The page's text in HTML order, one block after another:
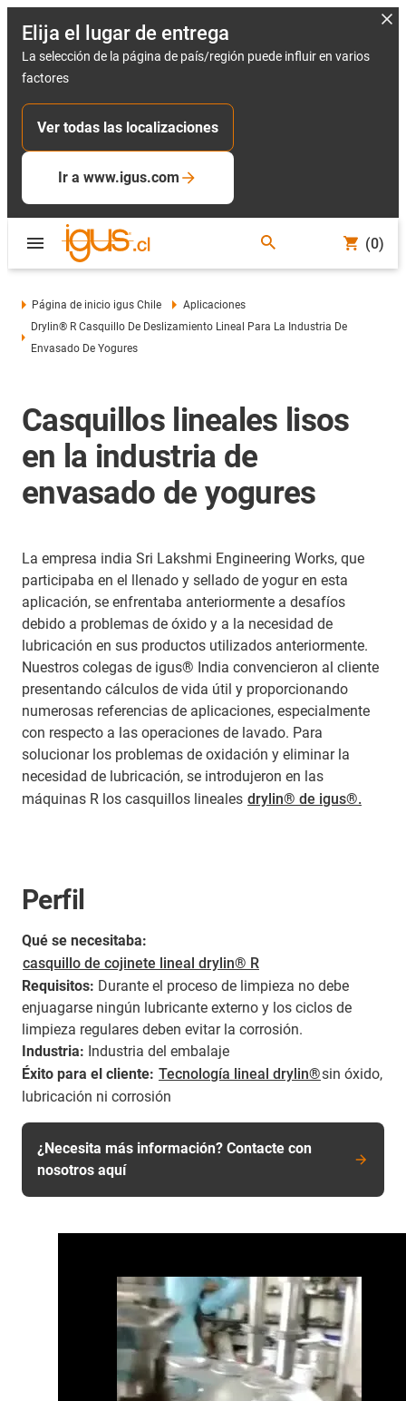
Elija el lugar de entrega
La selección de la página de país/región puede influir en varios
factores
Ver todas las localizaciones
Ir a www.igus.com
(0)
Página de inicio igus Chile
Aplicaciones
Drylin® R Casquillo De Deslizamiento Lineal Para La Industria De
Envasado De Yogures
Casquillos lineales lisos
en la industria de
envasado de yogures
La empresa india Sri Lakshmi Engineering Works, que
participaba en el llenado y sellado de yogur en esta
aplicación, se enfrentaba anteriormente a desafíos
debido a problemas de óxido y a la necesidad de
lubricación en sus productos utilizados anteriormente.
Nuestros colegas de igus® India convencieron al cliente
presentando cálculos de vida útil y proporcionando
numerosas referencias de aplicaciones, especialmente
con respecto a las operaciones de lavado. Para
solucionar los problemas de oxidación y eliminar la
necesidad de lubricación, se introdujeron en las
máquinas R los casquillos lineales drylin® de igus®.
Perfil
Qué se necesitaba:
casquillo de cojinete lineal drylin® R
Requisitos: Durante el proceso de limpieza no debe
enjuagarse ningún lubricante externo y los ciclos de
limpieza regulares deben evitar la corrosión.
Industria: Industria del embalaje
Éxito para el cliente: Tecnología lineal drylin®sin óxido,
lubricación ni corrosión
¿Necesita más información? Contacte con
nosotros aquí